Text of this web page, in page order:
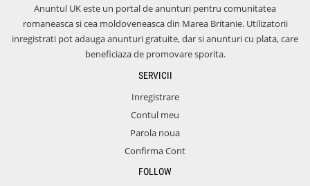
Anuntul UK este un portal de anunturi pentru comunitatea
romaneasca si cea moldoveneasca din Marea Britanie. Utilizatorii
inregistrati pot adauga anunturi gratuite, dar si anunturi cu plata, care
beneficiaza de promovare sporita.
SERVICII
Inregistrare
Contul meu
Parola noua
Confirma Cont
FOLLOW